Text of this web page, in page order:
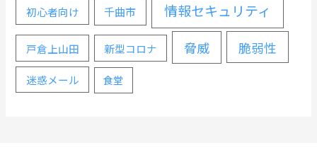
初心者向け 千曲市 情報セキュリティ
戸倉上山田 新型コロナ 脅威 脆弱性
迷惑メール 食堂